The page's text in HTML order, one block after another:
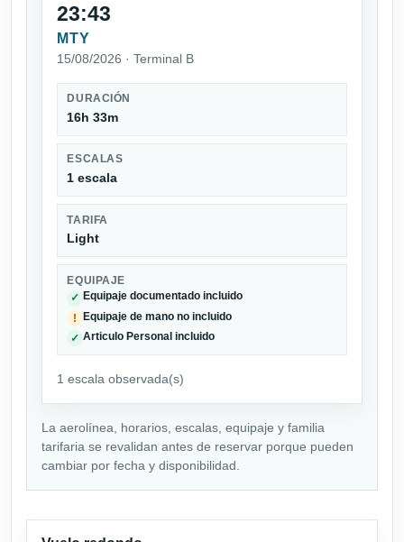
23:43
MTY
15/08/2026 · Terminal B
DURACIÓN
16h 33m
ESCALAS
1 escala
TARIFA
Light
EQUIPAJE
✓ Equipaje documentado incluido
! Equipaje de mano no incluido
✓ Articulo Personal incluido
1 escala observada(s)
La aerolínea, horarios, escalas, equipaje y familia
tarifaria se revalidan antes de reservar porque pueden
cambiar por fecha y disponibilidad.